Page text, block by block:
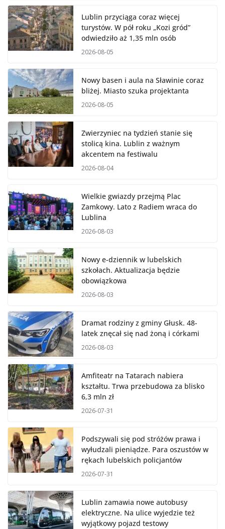
Lublin przyciąga coraz więcej
turystów. W pół roku „Kozi gród”
odwiedziło aż 1,35 mln osób
2026-08-05
Nowy basen i aula na Sławinie coraz
bliżej. Miasto szuka projektanta
2026-08-05
Zwierzyniec na tydzień stanie się
stolicą kina. Lublin z ważnym
akcentem na festiwalu
2026-08-04
Wielkie gwiazdy przejmą Plac
Zamkowy. Lato z Radiem wraca do
Lublina
2026-08-03
Nowy e-dziennik w lubelskich
szkołach. Aktualizacja będzie
obowiązkowa
2026-08-03
Dramat rodziny z gminy Głusk. 48-
latek znęcał się nad żoną i córkami
2026-08-03
Amfiteatr na Tatarach nabiera
kształtu. Trwa przebudowa za blisko
6,3 mln zł
2026-07-31
Podszywali się pod stróżów prawa i
wyłudzali pieniądze. Para oszustów w
rękach lubelskich policjantów
2026-07-31
Lublin zamawia nowe autobusy
elektryczne. Na ulice wyjedzie też
wyjątkowy pojazd testowy